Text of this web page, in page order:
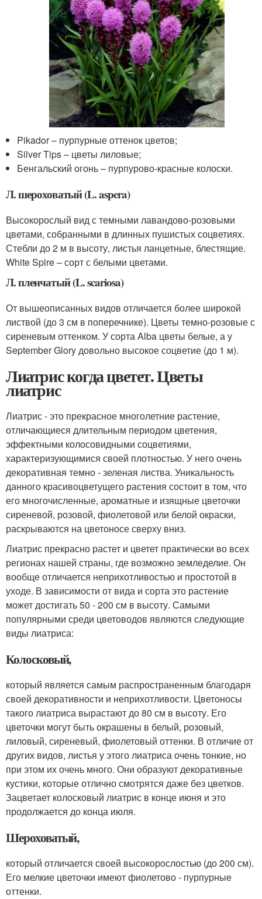
Pikador – пурпурные оттенок цветов;
Silver Tips – цветы лиловые;
Бенгальский огонь – пурпурово-красные колоски.
Л. шероховатый (L. aspera)
Высокорослый вид с темными лавандово-розовыми
цветами, собранными в длинных пушистых соцветиях.
Стебли до 2 м в высоту, листья ланцетные, блестящие.
White Spire – сорт с белыми цветами.
Л. пленчатый (L. scariosa)
От вышеописанных видов отличается более широкой
листвой (до 3 см в поперечнике). Цветы темно-розовые с
сиреневым оттенком. У сорта Alba цветы белые, а у
September Glory довольно высокое соцветие (до 1 м).
Лиатрис когда цветет. Цветы
лиатрис
Лиатрис - это прекрасное многолетние растение,
отличающиеся длительным периодом цветения,
эффектными колосовидными соцветиями,
характеризующимися своей плотностью. У него очень
декоративная темно - зеленая листва. Уникальность
данного красивоцветущего растения состоит в том, что
его многочисленные, ароматные и изящные цветочки
сиреневой, розовой, фиолетовой или белой окраски,
раскрываются на цветоносе сверху вниз.
Лиатрис прекрасно растет и цветет практически во всех
регионах нашей страны, где возможно земледелие. Он
вообще отличается неприхотливостью и простотой в
уходе. В зависимости от вида и сорта это растение
может достигать 50 - 200 см в высоту. Самыми
популярными среди цветоводов являются следующие
виды лиатриса:
Колосковый,
который является самым распространенным благодаря
своей декоративности и неприхотливости. Цветоносы
такого лиатриса вырастают до 80 см в высоту. Его
цветочки могут быть окрашены в белый, розовый,
лиловый, сиреневый, фиолетовый оттенки. В отличие от
других видов, листья у этого лиатриса очень тонкие, но
при этом их очень много. Они образуют декоративные
кустики, которые отлично смотрятся даже без цветков.
Зацветает колосковый лиатрис в конце июня и это
продолжается до конца июля.
Шероховатый,
который отличается своей высокорослостью (до 200 см).
Его мелкие цветочки имеют фиолетово - пурпурные
оттенки.